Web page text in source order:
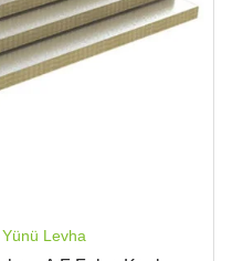
Yünü Levha